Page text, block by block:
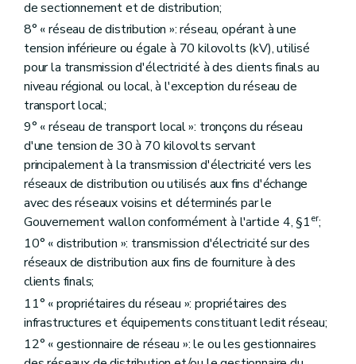
de sectionnement et de distribution;
8° « réseau de distribution »: réseau, opérant à une
tension inférieure ou égale à 70 kilovolts (kV), utilisé
pour la transmission d'électricité à des clients finals au
niveau régional ou local, à l'exception du réseau de
transport local;
9° « réseau de transport local »: tronçons du réseau
d'une tension de 30 à 70 kilovolts servant
principalement à la transmission d'électricité vers les
réseaux de distribution ou utilisés aux fins d'échange
avec des réseaux voisins et déterminés par le
Gouvernement wallon conformément à l'article 4, §1er;
10° « distribution »: transmission d'électricité sur des
réseaux de distribution aux fins de fourniture à des
clients finals;
11° « propriétaires du réseau »: propriétaires des
infrastructures et équipements constituant ledit réseau;
12° « gestionnaire de réseau »: le ou les gestionnaires